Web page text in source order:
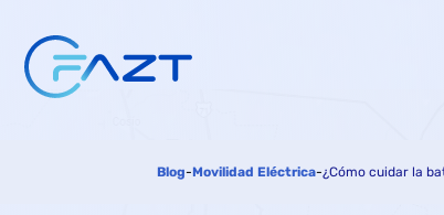
Blog-Movilidad Eléctrica-¿Cómo cuidar la